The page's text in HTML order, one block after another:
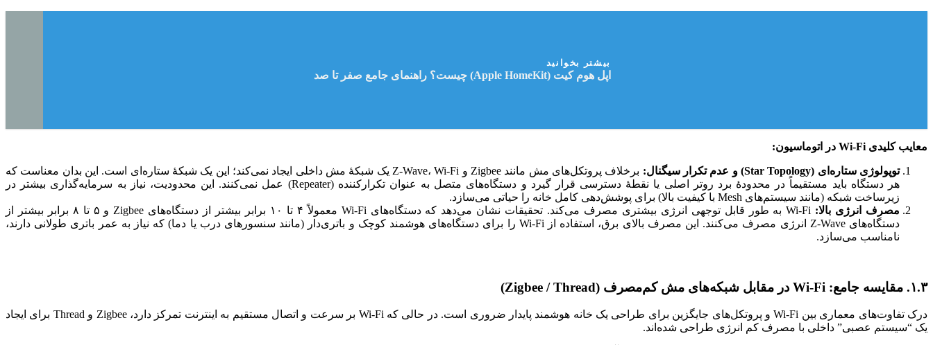
بیشتر بخوانید
اپل هوم کیت (Apple HomeKit) چیست؟ راهنمای جامع صفر تا صد
معایب کلیدی Wi-Fi در اتوماسیون:
توپولوژی ستاره‌ای (Star Topology) و عدم تکرار سیگنال:
برخلاف پروتکل‌های مش مانند Zigbee و Z-Wave، Wi-Fi یک شبکۀ مش داخلی ایجاد نمی‌کند؛ این یک شبکۀ ستاره‌ای است. این بدان معناست که
هر دستگاه باید مستقیماً در محدودۀ برد روتر اصلی یا نقطۀ دسترسی قرار گیرد و دستگاه‌های متصل به عنوان تکرارکننده (Repeater) عمل نمی‌کنند. این محدودیت، نیاز به سرمایه‌گذاری بیشتر در
زیرساخت شبکه (مانند سیستم‌های Mesh با کیفیت بالا) برای پوشش‌دهی کامل خانه را حیاتی می‌سازد.
مصرف انرژی بالا:
Wi-Fi به طور قابل توجهی انرژی بیشتری مصرف می‌کند. تحقیقات نشان می‌دهد که دستگاه‌های Wi-Fi معمولاً ۴ تا ۱۰ برابر بیشتر از دستگاه‌های Zigbee و ۵ تا ۸ برابر بیشتر از
دستگاه‌های Z-Wave انرژی مصرف می‌کنند. این مصرف بالای برق، استفاده از Wi-Fi را برای دستگاه‌های هوشمند کوچک و باتری‌دار (مانند سنسورهای درب یا دما) که نیاز به عمر باتری طولانی دارند،
نامناسب می‌سازد.
۱.۳. مقایسه جامع: Wi-Fi در مقابل شبکه‌های مش کم‌مصرف (Zigbee / Thread)
درک تفاوت‌های معماری بین Wi-Fi و پروتکل‌های جایگزین برای طراحی یک خانه هوشمند پایدار ضروری است. در حالی که Wi-Fi بر سرعت و اتصال مستقیم به اینترنت تمرکز دارد، Zigbee و Thread برای ایجاد
یک “سیستم عصبی” داخلی با مصرف کم انرژی طراحی شده‌اند.